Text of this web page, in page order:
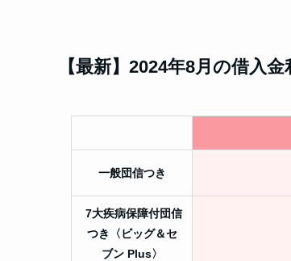
【最新】2024年8月の借入金
一般団信つき
7大疾病保障付団信
つき〈ビッグ＆セ
ブン Plus〉